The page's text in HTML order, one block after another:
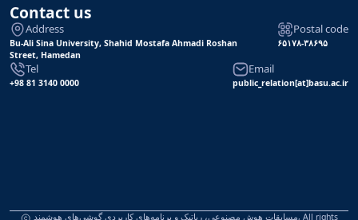
Contact us
Address
Bu-Ali Sina University, Shahid Mostafa Ahmadi Roshan
Street, Hamedan
Postal code
۶۵۱۷۸-۳۸۶۹۵
Tel
+98 81 3140 0000
Email
public_relation[at]basu.ac.ir